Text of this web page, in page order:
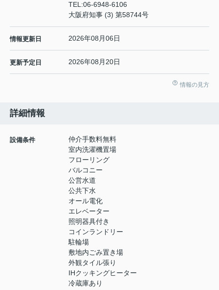
TEL:06-6948-6106
大阪府知事 (3) 第58744号
情報更新日 2026年08月06日
更新予定日 2026年08月20日
情報の見方
詳細情報
設備条件
仲介手数料無料
室内洗濯機置場
フローリング
バルコニー
公営水道
公共下水
オール電化
エレベーター
照明器具付き
コインランドリー
駐輪場
敷地内ごみ置き場
外観タイル張り
IHクッキングヒーター
冷蔵庫あり